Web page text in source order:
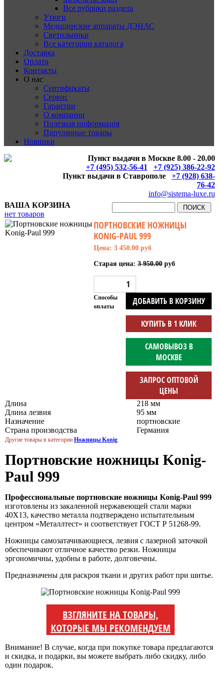
Все рубрики раздела
Утюги
Медицинские аппараты ДЭНАС
Светильники
Все категории каталога
Доставка
Оплата
Контакты
О нас
Сертификаты
Сервис
Гарантии
О компании
Полезная информация
Популярные товары
Новинки
Пункт выдачи в Москве 8.00 - 20.00
+7 (495) 532-56-41
+7 (925) 386-22-92
Пункт выдачи в Ставрополе
+7 (928) 638-
76-42
info@sistema-luxe.ru
ВАША КОРЗИНА
нет товаров
ПОРТНОВСКИЕ НОЖНИЦЫ
KONIG-PAUL 999
Цена: 3 450.00 руб
Старая цена:3 950.00руб
ДОБАВИТЬ В КОРЗИНУ
КУПИТЬ В 1 КЛИК
САМОВЫВОЗ В
МОСКВЕ
ЗАПРОС ОПТОВОЙ
ЦЕНЫ
Способы
оплаты
Длина
218 мм
Длина лезвия
95 мм
Назначение
портновские
Страна производства
Германия
Другие товары в категории Ножницы Konig
Портновские ножницы Konig-
Paul 999
Профессиональные портновские ножницы Konig-Paul 999
изготовлены из закаленной нержавеющей стали марки
40Х13, качество металла подтверждено испытательным
центром «Металлтест» и соответствует ГОСТ Р 51268-99.
Ножницы самозатачивающиеся, лезвия с лазерной заточкой
обеспечивают отличное качество резки. Ножницы
эргономичны, удобны в работе, долговечны.
Предназначены для раскроя ткани и других работ при шитье.
ВЗГЛЯНИТЕ НА ТОВАРЫ,
КОТОРЫЕ МЫ РЕКОМЕНДУЕМ
Внимание! В случае, когда при покупке товара предлагаются
и скидка, и подарки, вы можете выбрать либо скидку, либо
один подарок.